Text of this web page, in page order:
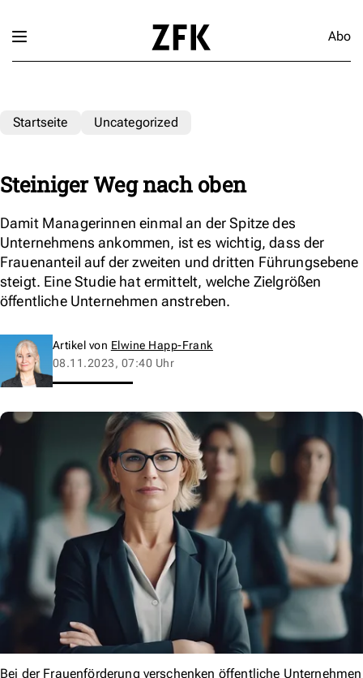
Abo
Startseite Uncategorized
Steiniger Weg nach oben
Damit Managerinnen einmal an der Spitze des
Unternehmens ankommen, ist es wichtig, dass der
Frauenanteil auf der zweiten und dritten Führungsebene
steigt. Eine Studie hat ermittelt, welche Zielgrößen
öffentliche Unternehmen anstreben.
Artikel von Elwine Happ-Frank
08.11.2023, 07:40 Uhr
Bei der Frauenförderung verschenken öffentliche Unternehmen